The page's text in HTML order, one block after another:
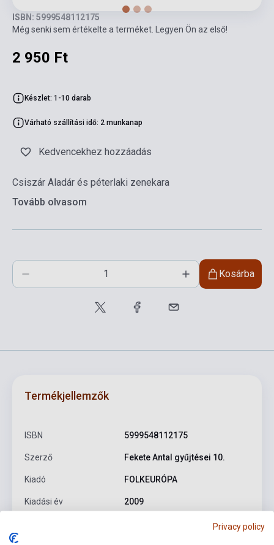
ISBN: 5999548112175
Még senki sem értékelte a terméket. Legyen Ön az első!
2 950 Ft
Készlet: 1-10 darab
Várható szállítási idő: 2 munkanap
Kedvencekhez hozzáadás
Csiszár Aladár és péterlaki zenekara
Tovább olvasom
Kosárba
Termékjellemzők
ISBN 5999548112175
Szerző Fekete Antal gyűjtései 10.
Kiadó FOLKEURÓPA
Kiadási év 2009
Privacy policy